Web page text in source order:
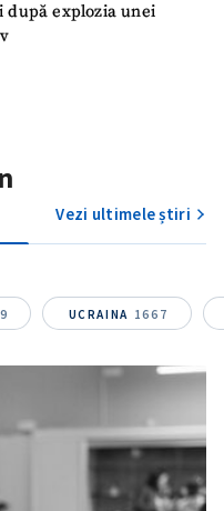
după explozia unei
Vezi ultimele știri
UCRAINA 1667